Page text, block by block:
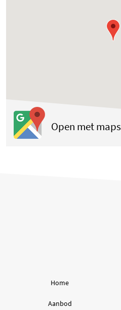
Open met maps
Home
Aanbod